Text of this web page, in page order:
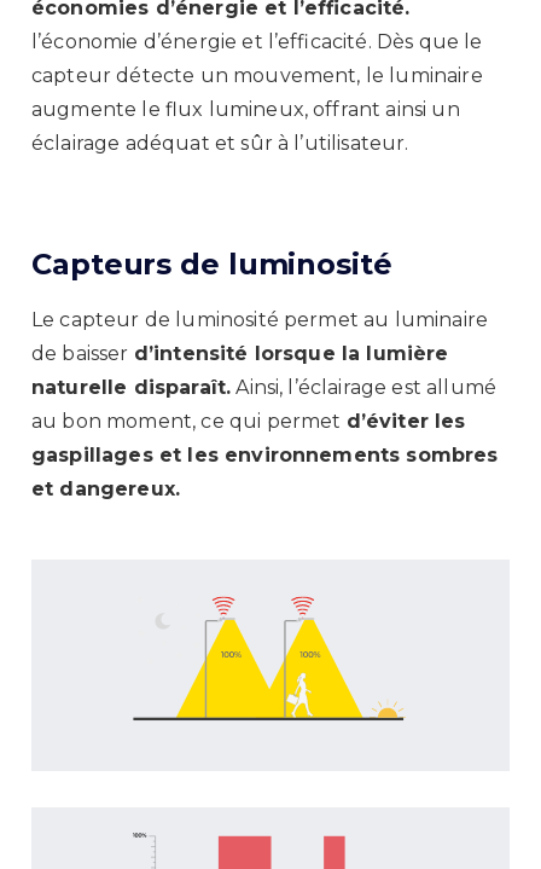
économies d’énergie et l’efficacité.
l’économie d’énergie et l’efficacité. Dès que le
capteur détecte un mouvement, le luminaire
augmente le flux lumineux, offrant ainsi un
éclairage adéquat et sûr à l’utilisateur.
Capteurs de luminosité
Le capteur de luminosité permet au luminaire
de baisser d’intensité lorsque la lumière
naturelle disparaît. Ainsi, l’éclairage est allumé
au bon moment, ce qui permet d’éviter les
gaspillages et les environnements sombres
et dangereux.